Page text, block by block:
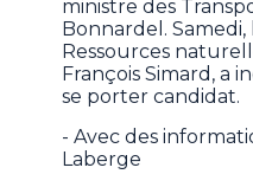
ministre des
Bonnardel.
Ressources
François Simard, a
se porter candidat.
- Avec des
Laberge